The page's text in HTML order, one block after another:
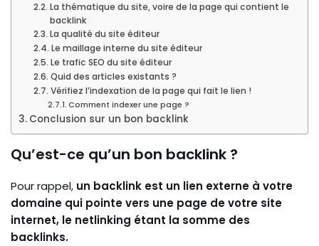
La thématique du site, voire de la page qui contient le
backlink
La qualité du site éditeur
Le maillage interne du site éditeur
Le trafic SEO du site éditeur
Quid des articles existants ?
Vérifiez l’indexation de la page qui fait le lien !
Comment indexer une page ?
Conclusion sur un bon backlink
Qu’est-ce qu’un bon backlink ?
Pour rappel, un backlink est un lien externe à votre
domaine qui pointe vers une page de votre site
internet, le netlinking étant la somme des
backlinks.